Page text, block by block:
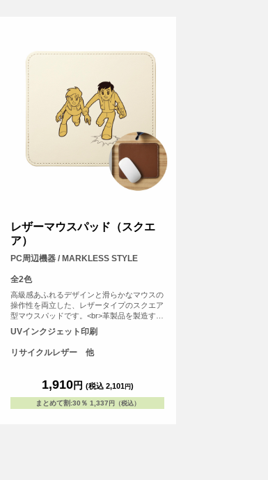
レザーマウスパッド（スクエ
ア）
PC周辺機器 / MARKLESS STYLE
全2色
高級感あふれるデザインと滑らかなマウスの
操作性を両立した、レザータイプのスクエア
型マウスパッドです。<br>革製品を製造する
際にでる革くずを繊維状に加工し、樹脂と混
ぜてシート状に再加工したリサイクルレザー
素材を使用しています。<br>オフィス用のノ
ベルティや、記念品としてもおすすめのアイ
UVインクジェット印刷
リサイクルレザー 他
1,910円 (税込 2,101円)
まとめて割:30％ 1,337 円（税込）